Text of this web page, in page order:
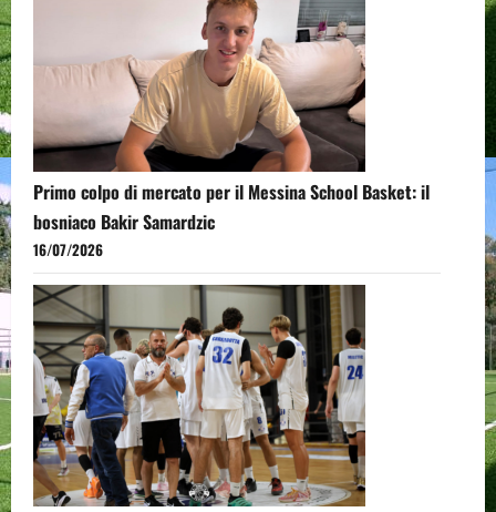
Primo colpo di mercato per il Messina School Basket: il
bosniaco Bakir Samardzic
16/07/2026